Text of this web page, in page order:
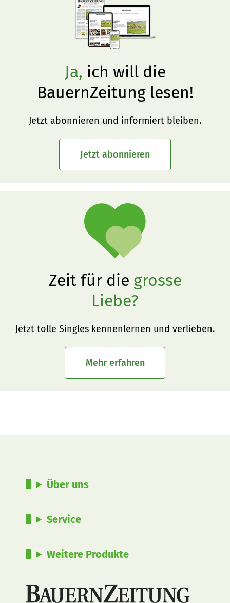
Ja, ich will die
BauernZeitung lesen!
Jetzt abonnieren und informiert bleiben.
Jetzt abonnieren
Zeit für die grosse
Liebe?
Jetzt tolle Singles kennenlernen und verlieben.
Mehr erfahren
Über uns
Service
Weitere Produkte